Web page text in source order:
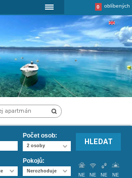
: Počet osob: